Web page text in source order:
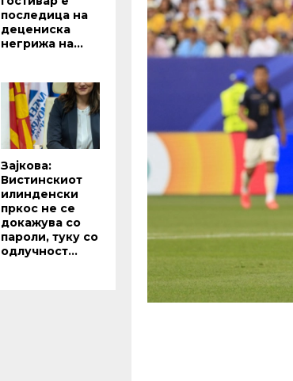
последица на
децениска
негрижа на...
Зајкова:
Вистинскиот
илинденски
пркос не се
докажува со
пароли, туку со
одлучност...